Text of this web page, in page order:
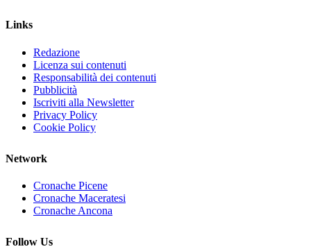
Links
Redazione
Licenza sui contenuti
Responsabilità dei contenuti
Pubblicità
Iscriviti alla Newsletter
Privacy Policy
Cookie Policy
Network
Cronache Picene
Cronache Maceratesi
Cronache Ancona
Follow Us